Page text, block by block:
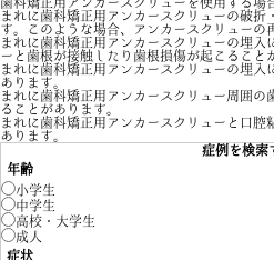
まれに歯科矯正用アンカースクリューの破折
す。このような場合、アンカースクリューの
まれに歯科矯正用アンカースクリューの埋入
ーと歯根が接触したり歯根損傷が起こること
まれに歯科矯正用アンカースクリューの埋
あります。
まれに歯科矯正用アンカースクリュー周囲の
ることがあります。
まれに歯科矯正用アンカースクリューと口
あります。
症例を検索
年齢
小学生
中学生
高校・大学生
成人
症状